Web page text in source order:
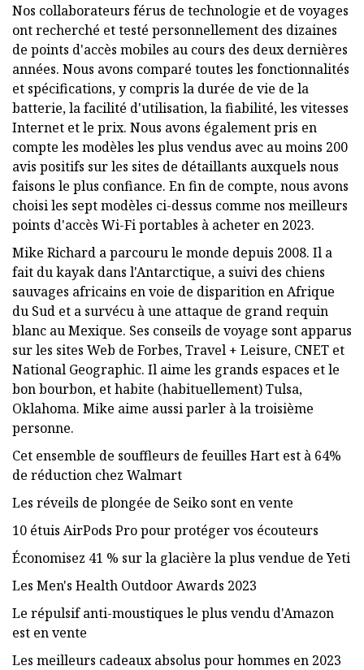
Nos collaborateurs férus de technologie et de voyages
ont recherché et testé personnellement des dizaines
de points d'accès mobiles au cours des deux dernières
années. Nous avons comparé toutes les fonctionnalités
et spécifications, y compris la durée de vie de la
batterie, la facilité d'utilisation, la fiabilité, les vitesses
Internet et le prix. Nous avons également pris en
compte les modèles les plus vendus avec au moins 200
avis positifs sur les sites de détaillants auxquels nous
faisons le plus confiance. En fin de compte, nous avons
choisi les sept modèles ci-dessus comme nos meilleurs
points d'accès Wi-Fi portables à acheter en 2023.
Mike Richard a parcouru le monde depuis 2008. Il a
fait du kayak dans l'Antarctique, a suivi des chiens
sauvages africains en voie de disparition en Afrique
du Sud et a survécu à une attaque de grand requin
blanc au Mexique. Ses conseils de voyage sont apparus
sur les sites Web de Forbes, Travel + Leisure, CNET et
National Geographic. Il aime les grands espaces et le
bon bourbon, et habite (habituellement) Tulsa,
Oklahoma. Mike aime aussi parler à la troisième
personne.
Cet ensemble de souffleurs de feuilles Hart est à 64%
de réduction chez Walmart
Les réveils de plongée de Seiko sont en vente
10 étuis AirPods Pro pour protéger vos écouteurs
Économisez 41 % sur la glacière la plus vendue de Yeti
Les Men's Health Outdoor Awards 2023
Le répulsif anti-moustiques le plus vendu d'Amazon
est en vente
Les meilleurs cadeaux absolus pour hommes en 2023